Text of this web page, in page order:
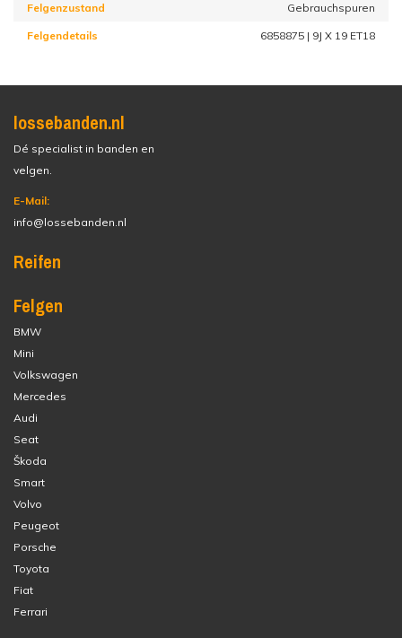
Felgenzustand Gebrauchspuren
Felgendetails 6858875 | 9J X 19 ET18
lossebanden.nl
Dé specialist in banden en
velgen.
E-Mail:
info@lossebanden.nl
Reifen
Felgen
BMW
Mini
Volkswagen
Mercedes
Audi
Seat
Škoda
Smart
Volvo
Peugeot
Porsche
Toyota
Fiat
Ferrari